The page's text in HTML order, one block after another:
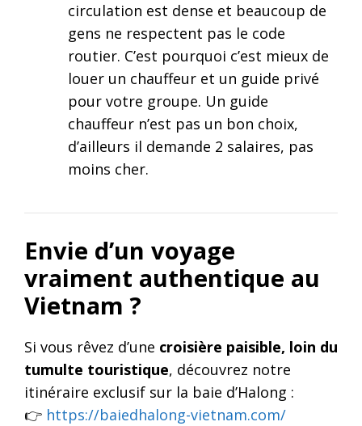
circulation est dense et beaucoup de
gens ne respectent pas le code
routier. C’est pourquoi c’est mieux de
louer un chauffeur et un guide privé
pour votre groupe. Un guide
chauffeur n’est pas un bon choix,
d’ailleurs il demande 2 salaires, pas
moins cher.
Envie d’un voyage
vraiment authentique au
Vietnam ?
Si vous rêvez d’une croisière paisible, loin du
tumulte touristique, découvrez notre
itinéraire exclusif sur la baie d’Halong :
👉 https://baiedhalong-vietnam.com/